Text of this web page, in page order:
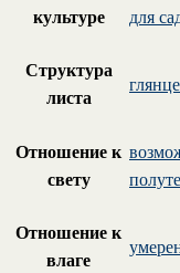
культуре
для
Структура
листа
Отношение к
свету
Отношение к
влаге